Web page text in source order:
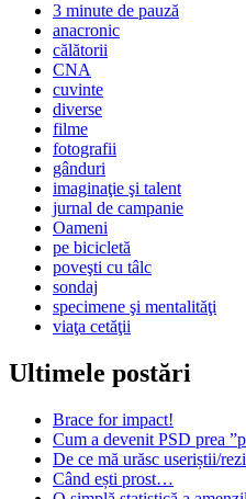
3 minute de pauză
anacronic
călătorii
CNA
cuvinte
diverse
filme
fotografii
gânduri
imaginaţie şi talent
jurnal de campanie
Oameni
pe bicicletă
poveşti cu tâlc
sondaj
specimene şi mentalităţi
viaţa cetăţii
Ultimele postări
Brace for impact!
Cum a devenit PSD prea
De ce mă urăsc useriștii/
Când ești prost…